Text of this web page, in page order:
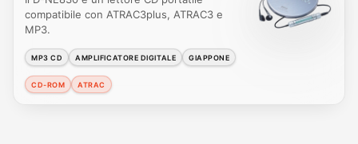
compatibile con ATRAC3plus, ATRAC3 e
MP3.
MP3 CD AMPLIFICATORE DIGITALE GIAPPONE
CD-ROM ATRAC